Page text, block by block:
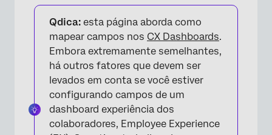
Edição de mapeadores de dados existentes
Mais maneiras de usar o Data Mapper
Recursos Pesquisa suportados
Perguntas frequentes
Qdica: esta página aborda como
mapear campos nos CX Dashboards.
Embora extremamente semelhantes,
há outros fatores que devem ser
levados em conta se você estiver
configurando campos de um
dashboard experiência dos
colaboradores, Employee Experience